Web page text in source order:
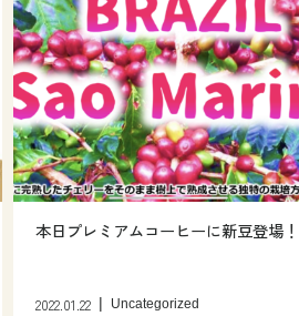
本日プレミアムコーヒーに新豆登場！
2022.01.22 Uncategorized